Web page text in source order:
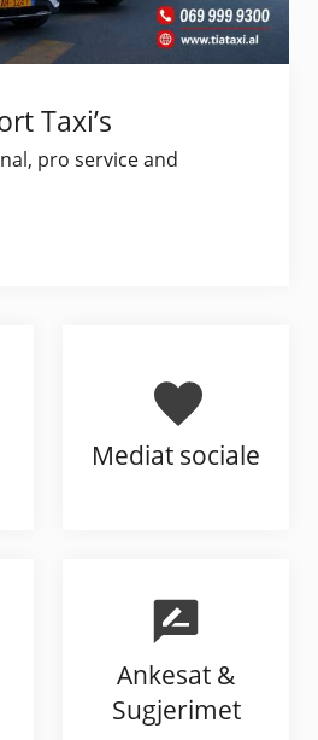
Taxi’s
pro service and
Mediat sociale
Ankesat &
Sugjerimet